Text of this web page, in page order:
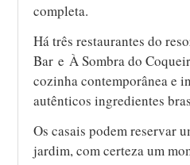
completa.
Há três restaurantes do
Bar e À Sombra do
cozinha contemporânea e
autênticos ingredientes
Os casais podem reservar
jardim, com certeza um